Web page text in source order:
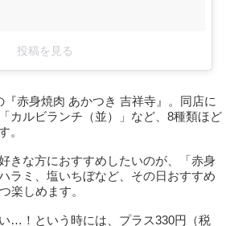
投稿を見る
赤身焼肉 あかつき 吉祥寺』。同店に
カルビランチ（並）」など、8種類ほど
。
きな方におすすめしたいのが、「赤身
ラミ、塩いちぼなど、その日おすすめ
楽しめます。
…！という時には、プラス330円（税